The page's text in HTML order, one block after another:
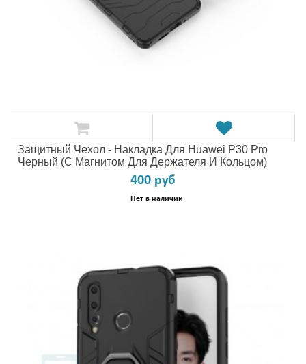
Защитный Чехол - Накладка Для Huawei P30 Pro
Черный (с Магнитом Для Держателя И Кольцом)
400 руб
Нет в наличии